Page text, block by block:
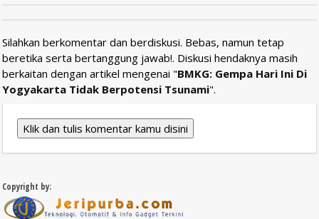
Silahkan berkomentar dan berdiskusi. Bebas, namun tetap
beretika serta bertanggung jawab!. Diskusi hendaknya masih
berkaitan dengan artikel mengenai "BMKG: Gempa Hari Ini Di
Yogyakarta Tidak Berpotensi Tsunami".
Klik dan tulis komentar kamu disini
Copyright by: